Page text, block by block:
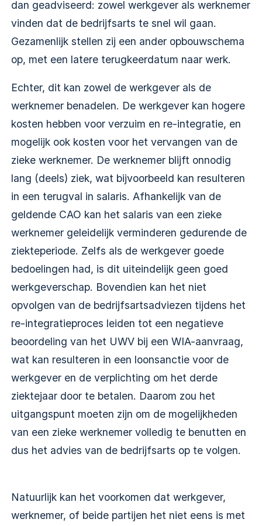
dan geadviseerd: zowel werkgever als werknemer
vinden dat de bedrijfsarts te snel wil gaan.
Gezamenlijk stellen zij een ander opbouwschema
op, met een latere terugkeerdatum naar werk.
Echter, dit kan zowel de werkgever als de
werknemer benadelen. De werkgever kan hogere
kosten hebben voor verzuim en re-integratie, en
mogelijk ook kosten voor het vervangen van de
zieke werknemer. De werknemer blijft onnodig
lang (deels) ziek, wat bijvoorbeeld kan resulteren
in een terugval in salaris. Afhankelijk van de
geldende CAO kan het salaris van een zieke
werknemer geleidelijk verminderen gedurende de
ziekteperiode. Zelfs als de werkgever goede
bedoelingen had, is dit uiteindelijk geen goed
werkgeverschap. Bovendien kan het niet
opvolgen van de bedrijfsartsadviezen tijdens het
re-integratieproces leiden tot een negatieve
beoordeling van het UWV bij een WIA-aanvraag,
wat kan resulteren in een loonsanctie voor de
werkgever en de verplichting om het derde
ziektejaar door te betalen. Daarom zou het
uitgangspunt moeten zijn om de mogelijkheden
van een zieke werknemer volledig te benutten en
dus het advies van de bedrijfsarts op te volgen.
Natuurlijk kan het voorkomen dat werkgever,
werknemer, of beide partijen het niet eens is met